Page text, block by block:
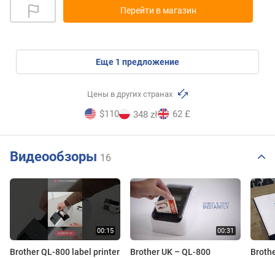
Перейти в магазин
eще 1 предложение
Цены в других странах
$110 348 zł 62 £
Видеообзоры 16
Brother QL-800 label printer
Brother UK – QL-800